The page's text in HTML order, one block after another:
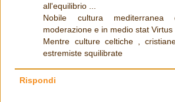
all'equilibrio ...
Nobile cultura
moderazione e in medio stat Virtus
Mentre culture celtiche ,
estremiste squilibrate
Rispondi